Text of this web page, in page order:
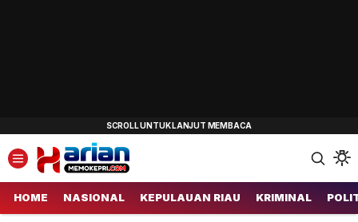
HOME NASIONAL KEPULAUAN RIAU KRIMINAL